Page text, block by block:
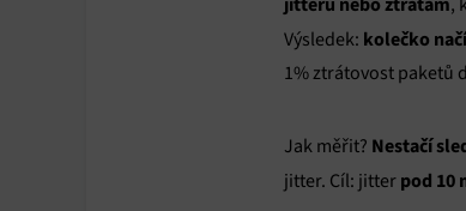
Výsledek: kolečko
1% ztrátovost paketů
Jak měřit? Nestačí
jitter. Cíl: jitter pod 10